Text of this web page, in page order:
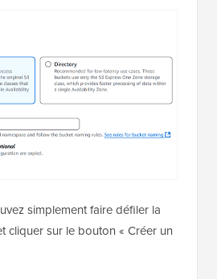
simplement faire défiler la
cliquer sur le bouton « Créer un